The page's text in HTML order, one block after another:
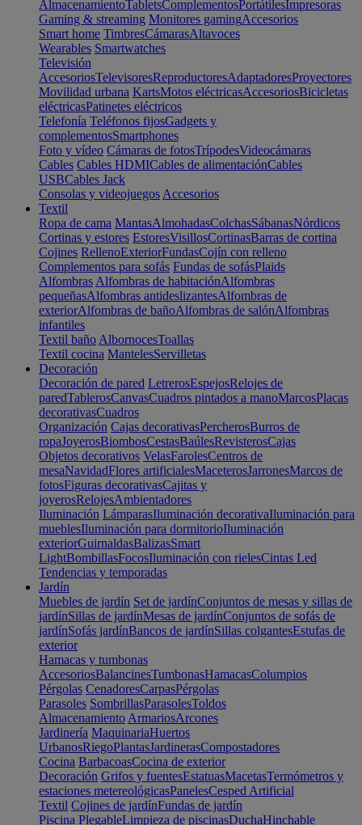
AlmacenamientoTabletsComplementosPortátilesImpresoras
Gaming & streaming Monitores gamingAccesorios
Smart home TimbresCámarasAltavoces
Wearables Smartwatches
Televisión
AccesoriosTelevisoresReproductoresAdaptadoresProyectores
Movilidad urbana KartsMotos eléctricasAccesoriosBicicletas
eléctricasPatinetes eléctricos
Telefonía Teléfonos fijosGadgets y
complementosSmartphones
Foto y vídeo Cámaras de fotosTrípodesVideocámaras
Cables Cables HDMICables de alimentaciónCables
USBCables Jack
Consolas y videojuegos Accesorios
Textil
Ropa de cama MantasAlmohadasColchasSábanasNórdicos
Cortinas y estores EstoresVisillosCortinasBarras de cortina
Cojines RellenoExteriorFundasCojín con relleno
Complementos para sofás Fundas de sofásPlaids
Alfombras Alfombras de habitaciónAlfombras
pequeñasAlfombras antideslizantesAlfombras de
exteriorAlfombras de bañoAlfombras de salónAlfombras
infantiles
Textil baño AlbornocesToallas
Textil cocina MantelesServilletas
Decoración
Decoración de pared LetrerosEspejosRelojes de
paredTablerosCanvasCuadros pintados a manoMarcosPlacas
decorativasCuadros
Organización Cajas decorativasPercherosBurros de
ropaJoyerosBiombosCestasBaúlesRevisterosCajas
Objetos decorativos VelasFarolesCentros de
mesaNavidadFlores artificialesMaceterosJarronesMarcos de
fotosFiguras decorativasCajitas y
joyerosRelojesAmbientadores
Iluminación LámparasIluminación decorativaIluminación para
mueblesIluminación para dormitorioIluminación
exteriorGuirnaldasBalizasSmart
LightBombillasFocosIluminación con rielesCintas Led
Tendencias y temporadas
Jardín
Muebles de jardín Set de jardínConjuntos de mesas y sillas de
jardínSillas de jardínMesas de jardínConjuntos de sofás de
jardínSofás jardínBancos de jardínSillas colgantesEstufas de
exterior
Hamacas y tumbonas
AccesoriosBalancinesTumbonasHamacasColumpios
Pérgolas CenadoresCarpasPérgolas
Parasoles SombrillasParasolesToldos
Almacenamiento ArmariosArcones
Jardinería MaquinariaHuertos
UrbanosRiegoPlantasJardinerasCompostadores
Cocina BarbacoasCocina de exterior
Decoración Grifos y fuentesEstatuasMacetasTermómetros y
estaciones metereológicasPanelesCesped Artificial
Textil Cojines de jardínFundas de jardín
Piscina PlegableLimpieza de piscinasDuchaHinchable